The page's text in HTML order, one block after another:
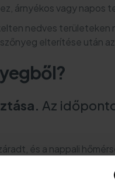
árnyékos vagy napos
nedves területeken
elterítése után
Az
és a nappali
fűcsemeték nagyon